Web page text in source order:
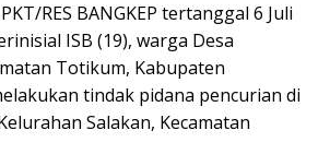
RES BANGKEP tertanggal 6 Juli
ISB (19), warga Desa
Totikum, Kabupaten
tindak pidana pencurian di
Salakan, Kecamatan